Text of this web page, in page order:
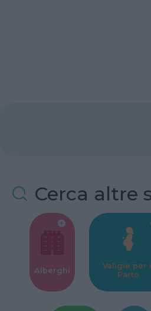
Cerca altre
Alberghi
Valigie per il
Parto